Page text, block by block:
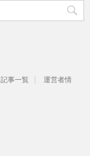
記事一覧
運営者情